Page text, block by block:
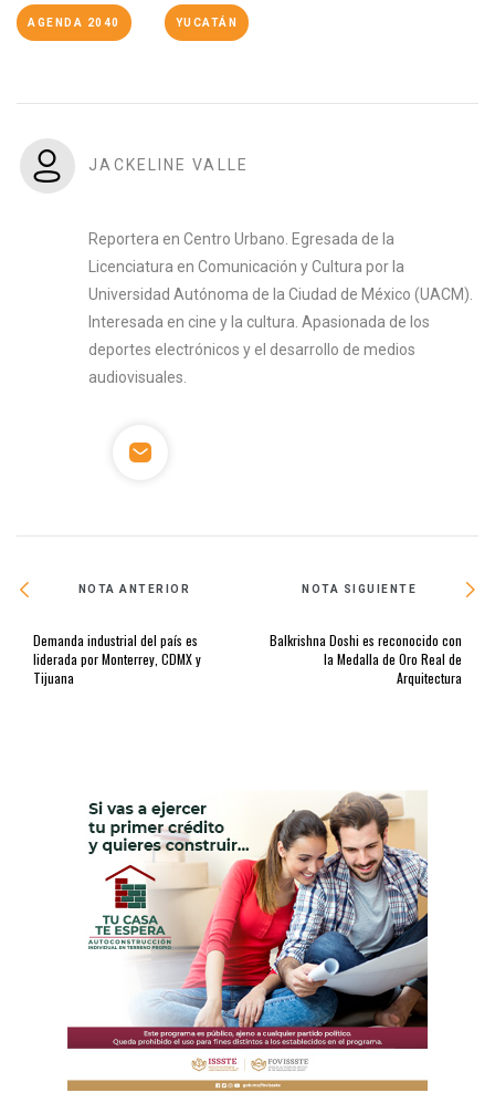
AGENDA 2040 YUCATÁN
JACKELINE VALLE
Reportera en Centro Urbano. Egresada de la
Licenciatura en Comunicación y Cultura por la
Universidad Autónoma de la Ciudad de México (UACM).
Interesada en cine y la cultura. Apasionada de los
deportes electrónicos y el desarrollo de medios
audiovisuales.
NOTA ANTERIOR
Demanda industrial del país es
liderada por Monterrey, CDMX y
Tijuana
NOTA SIGUIENTE
Balkrishna Doshi es reconocido con
la Medalla de Oro Real de
Arquitectura